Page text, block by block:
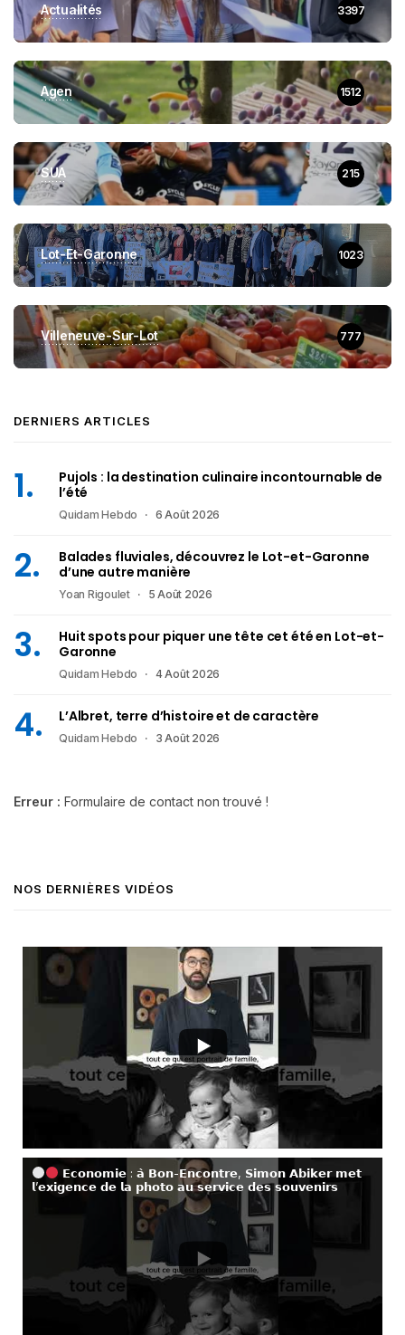
Actualités 3397
Agen 1512
SUA 215
Lot-Et-Garonne 1023
Villeneuve-Sur-Lot 777
DERNIERS ARTICLES
Pujols : la destination culinaire incontournable de
l’été
Quidam Hebdo 6 Août 2026
Balades fluviales, découvrez le Lot-et-Garonne
d’une autre manière
Yoan Rigoulet 5 Août 2026
Huit spots pour piquer une tête cet été en Lot-et-
Garonne
Quidam Hebdo 4 Août 2026
L’Albret, terre d’histoire et de caractère
Quidam Hebdo 3 Août 2026
Erreur : Formulaire de contact non trouvé !
NOS DERNIÈRES VIDÉOS
𝗘𝗰𝗼𝗻𝗼𝗺𝗶𝗲 : 𝗮̀ 𝗕𝗼𝗻-𝗘𝗻𝗰𝗼𝗻𝘁𝗿𝗲, 𝗦𝗶𝗺𝗼𝗻 𝗔𝗯𝗶𝗸𝗲𝗿 𝗺𝗲𝘁
𝗹’𝗲𝘅𝗶𝗴𝗲𝗻𝗰𝗲 𝗱𝗲 𝗹𝗮 𝗽𝗵𝗼𝘁𝗼 𝗮𝘂 𝘀𝗲𝗿𝘃𝗶𝗰𝗲 𝗱𝗲𝘀 𝘀𝗼𝘂𝘃𝗲𝗻𝗶𝗿𝘀